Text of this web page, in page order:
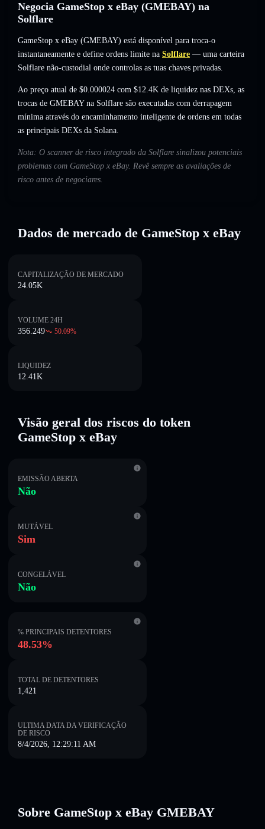
Negocia GameStop x eBay (GMEBAY) na
Solflare
GameStop x eBay (GMEBAY) está disponível para troca-o
instantaneamente e define ordens limite na Solflare — uma carteira
Solflare não-custodial onde controlas as tuas chaves privadas.
Ao preço atual de $0.000024 com $12.4K de liquidez nas DEXs, as
trocas de GMEBAY na Solflare são executadas com derrapagem
mínima através do encaminhamento inteligente de ordens em todas
as principais DEXs da Solana.
Nota: O scanner de risco integrado da Solflare sinalizou potenciais
problemas com GameStop x eBay. Revê sempre as avaliações de
risco antes de negociares.
Dados de mercado de GameStop x eBay
CAPITALIZAÇÃO DE MERCADO
24.05K
VOLUME 24H
356.249 50.09%
LIQUIDEZ
12.41K
Visão geral dos riscos do token
GameStop x eBay
EMISSÃO ABERTA
Não
MUTÁVEL
Sim
CONGELÁVEL
Não
% PRINCIPAIS DETENTORES
48.53%
TOTAL DE DETENTORES
1,421
ULTIMA DATA DA VERIFICAÇÃO
DE RISCO
8/4/2026, 12:29:11 AM
Sobre GameStop x eBay GMEBAY